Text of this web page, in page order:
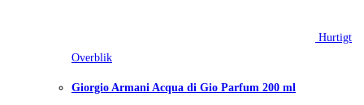
Hurtigt
Overblik
Giorgio Armani Acqua di Gio Parfum 200 ml